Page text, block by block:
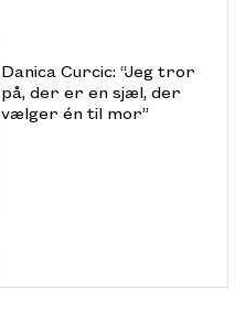
Danica Curcic: “Jeg tror
på, der er en sjæl, der
vælger én til mor”